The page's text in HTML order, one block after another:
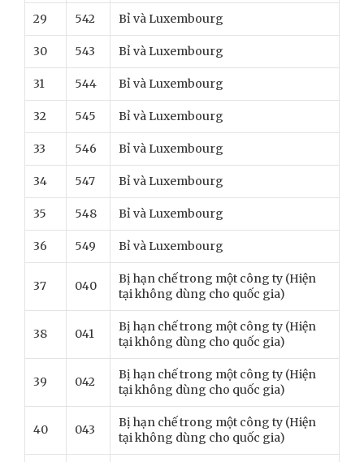
29 542 Bỉ và Luxembourg
30 543 Bỉ và Luxembourg
31 544 Bỉ và Luxembourg
32 545 Bỉ và Luxembourg
33 546 Bỉ và Luxembourg
34 547 Bỉ và Luxembourg
35 548 Bỉ và Luxembourg
36 549 Bỉ và Luxembourg
37 040
Bị hạn chế trong một công ty (Hiện
tại không dùng cho quốc gia)
38 041
Bị hạn chế trong một công ty (Hiện
tại không dùng cho quốc gia)
39 042
Bị hạn chế trong một công ty (Hiện
tại không dùng cho quốc gia)
40 043
Bị hạn chế trong một công ty (Hiện
tại không dùng cho quốc gia)